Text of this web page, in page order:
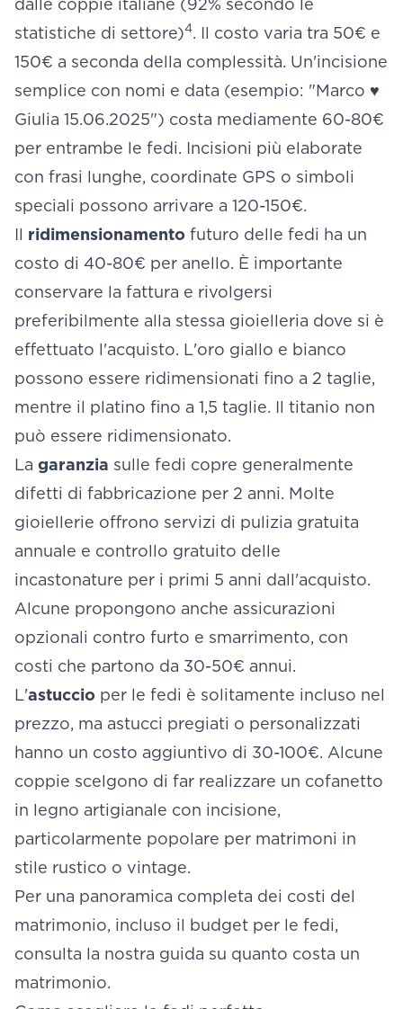
dalle coppie italiane (92% secondo le
statistiche di settore)4. Il costo varia tra 50€ e
150€ a seconda della complessità. Un'incisione
semplice con nomi e data (esempio: "Marco ♥
Giulia 15.06.2025") costa mediamente 60-80€
per entrambe le fedi. Incisioni più elaborate
con frasi lunghe, coordinate GPS o simboli
speciali possono arrivare a 120-150€.
Il ridimensionamento futuro delle fedi ha un
costo di 40-80€ per anello. È importante
conservare la fattura e rivolgersi
preferibilmente alla stessa gioielleria dove si è
effettuato l'acquisto. L'oro giallo e bianco
possono essere ridimensionati fino a 2 taglie,
mentre il platino fino a 1,5 taglie. Il titanio non
può essere ridimensionato.
La garanzia sulle fedi copre generalmente
difetti di fabbricazione per 2 anni. Molte
gioiellerie offrono servizi di pulizia gratuita
annuale e controllo gratuito delle
incastonature per i primi 5 anni dall'acquisto.
Alcune propongono anche assicurazioni
opzionali contro furto e smarrimento, con
costi che partono da 30-50€ annui.
L'astuccio per le fedi è solitamente incluso nel
prezzo, ma astucci pregiati o personalizzati
hanno un costo aggiuntivo di 30-100€. Alcune
coppie scelgono di far realizzare un cofanetto
in legno artigianale con incisione,
particolarmente popolare per matrimoni in
stile rustico o vintage.
Per una panoramica completa dei costi del
matrimonio, incluso il budget per le fedi,
consulta la nostra guida su quanto costa un
matrimonio.